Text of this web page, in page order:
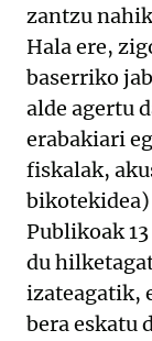
zantzu
Hala ere,
baserriko
alde agertu
erabakiari
fiskalak,
Publikoak
du
izateagatik,
bera eskatu